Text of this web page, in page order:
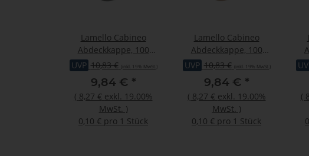
Lamello Cabineo
Abdeckkappe, 100
Stück, RAL 7005
UVP 10,83 € (inkl. 19% MwSt.)
9,84 € *
( 8,27 € exkl. 19.00%
MwSt. )
0,10 € pro 1 Stück
Lamello Cabineo
Abdeckkappe, 100
Stück, RAL 1011
UVP 10,83 € (inkl. 19% MwSt.)
9,84 € *
( 8,27 € exkl. 19.00%
MwSt. )
0,10 € pro 1 Stück
(